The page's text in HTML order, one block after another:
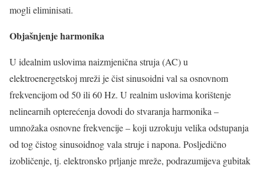
mogli eliminisati.
Objašnjenje harmonika
U idealnim uslovima naizmjenična struja (AC) u
elektroenergetskoj mreži je čist sinusoidni val sa osnovnom
frekvencijom od 50 ili 60 Hz. U realnim uslovima korištenje
nelinearnih opterećenja dovodi do stvaranja harmonika –
umnožaka osnovne frekvencije – koji uzrokuju velika odstupanja
od tog čistog sinusoidnog vala struje i napona. Posljedično
izobličenje, tj. elektronsko prljanje mreže, podrazumijeva gubitak